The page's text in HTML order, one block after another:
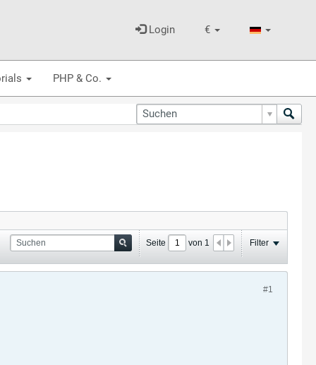
€
Login
PHP & Co.
Seite von 1 Filter
#1